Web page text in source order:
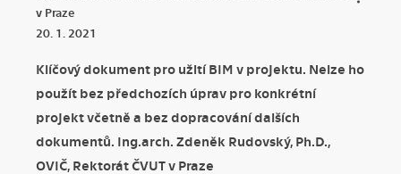
v Praze
20. 1. 2021
Klíčový dokument pro užití BIM v projektu. Nelze ho
použít bez předchozích úprav pro konkrétní
projekt včetně a bez dopracování dalších
dokumentů. Ing.arch. Zdeněk Rudovský, Ph.D.,
OVIČ, Rektorát ČVUT v Praze